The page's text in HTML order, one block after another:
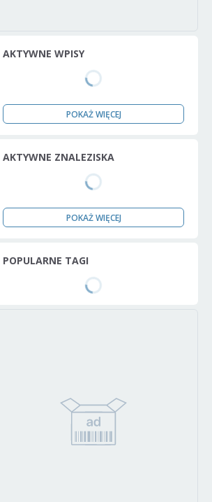
AKTYWNE WPISY
POKAŻ WIĘCEJ
AKTYWNE ZNALEZISKA
POKAŻ WIĘCEJ
POPULARNE TAGI